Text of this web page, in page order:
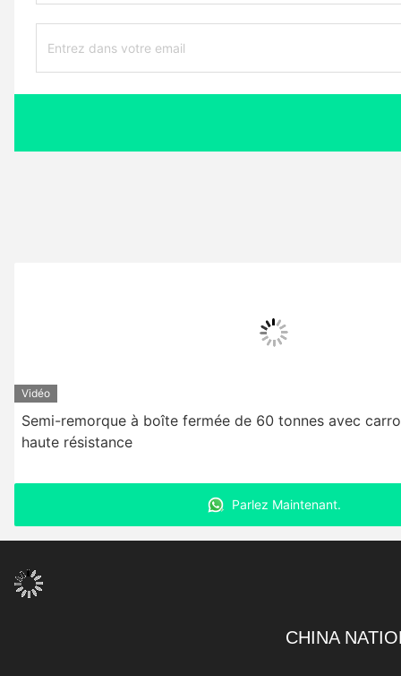
Vidéo
Semi-remorque à boîte fermée de 60 tonnes avec
haute résistance
Parlez Maintenant.
CHINA